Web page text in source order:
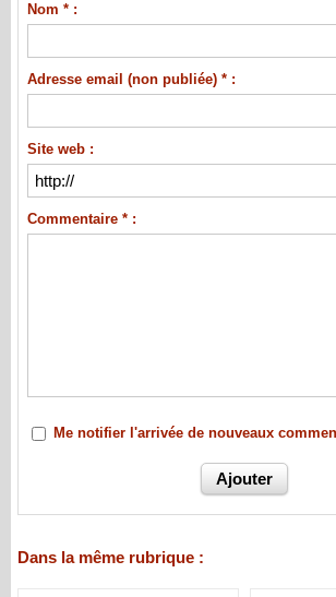
Nom * :
Adresse email (non publiée) * :
Site web :
Commentaire * :
Me notifier l'arrivée de nouveaux
Dans la même rubrique :